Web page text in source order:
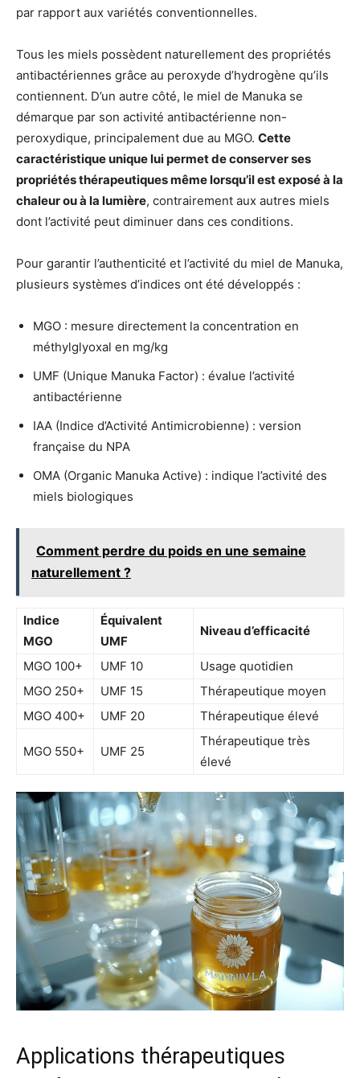
par rapport aux variétés conventionnelles.
Tous les miels possèdent naturellement des propriétés
antibactériennes grâce au peroxyde d’hydrogène qu’ils
contiennent. D’un autre côté, le miel de Manuka se
démarque par son activité antibactérienne non-
peroxydique, principalement due au MGO. Cette
caractéristique unique lui permet de conserver ses
propriétés thérapeutiques même lorsqu’il est exposé à la
chaleur ou à la lumière, contrairement aux autres miels
dont l’activité peut diminuer dans ces conditions.
Pour garantir l’authenticité et l’activité du miel de Manuka,
plusieurs systèmes d’indices ont été développés :
MGO : mesure directement la concentration en
méthylglyoxal en mg/kg
UMF (Unique Manuka Factor) : évalue l’activité
antibactérienne
IAA (Indice d’Activité Antimicrobienne) : version
française du NPA
OMA (Organic Manuka Active) : indique l’activité des
miels biologiques
Comment perdre du poids en une semaine
naturellement ?
Indice
MGO
Équivalent
UMF
Niveau d’efficacité
MGO 100+ UMF 10
Usage quotidien
MGO 250+
UMF 15
Thérapeutique moyen
MGO 400+
UMF 20 Thérapeutique élevé
MGO 550+ UMF 25
Thérapeutique très
élevé
Applications thérapeutiques